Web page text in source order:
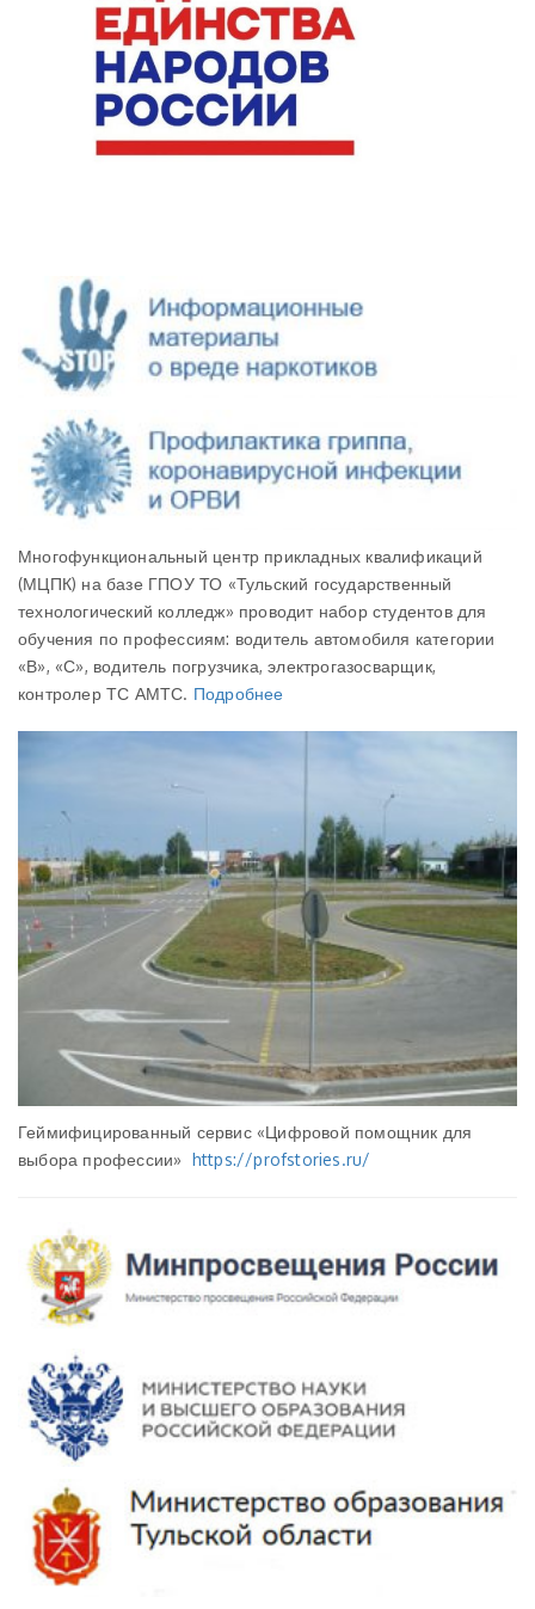
Многофункциональный центр прикладных квалификаций
(МЦПК) на базе ГПОУ ТО «Тульский государственный
технологический колледж» проводит набор студентов для
обучения по профессиям: водитель автомобиля категории
«В», «С», водитель погрузчика, электрогазосварщик,
контролер ТС АМТС. Подробнее
Геймифицированный сервис «Цифровой помощник для
выбора профессии» https://profstories.ru/